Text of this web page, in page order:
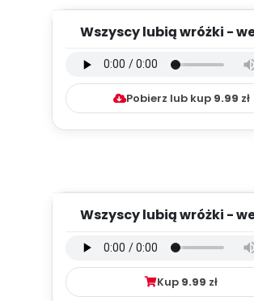
Wszyscy lubią wróżki -
Pobierz lub kup 9.99 zł
Wszyscy lubią wróżki -
Kup 9.99 zł